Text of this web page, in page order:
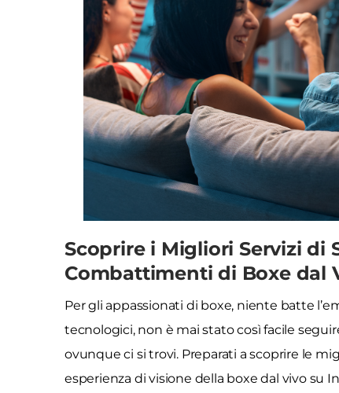
Scoprire i Migliori Servizi di
Combattimenti di Boxe dal
Per gli appassionati di boxe, niente batte
tecnologici, non è mai stato così facile
ovunque ci si trovi. Preparati a scoprire le
esperienza di visione della boxe dal vivo su